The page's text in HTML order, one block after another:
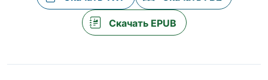
Скачать EPUB